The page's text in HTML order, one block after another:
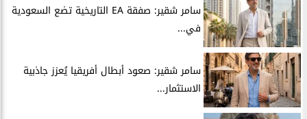
سامر شقير: صفقة EA التاريخية تضع السعودية
في...
سامر شقير: صعود أبطال أفريقيا يُعزز جاذبية
الاستثمار...